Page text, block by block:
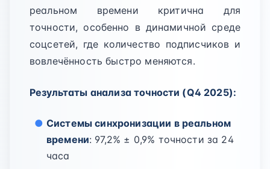
реальном времени критична для
точности, особенно в динамичной среде
соцсетей, где количество подписчиков и
вовлечённость быстро меняются.
Результаты анализа точности (Q4 2025):
Системы синхронизации в реальном
времени: 97,2% ± 0,9% точности за 24
часа